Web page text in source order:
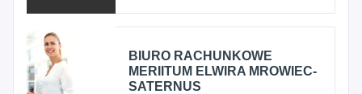
BIURO RACHUNKOWE
MERIITUM ELWIRA MROWIEC-
SATERNUS